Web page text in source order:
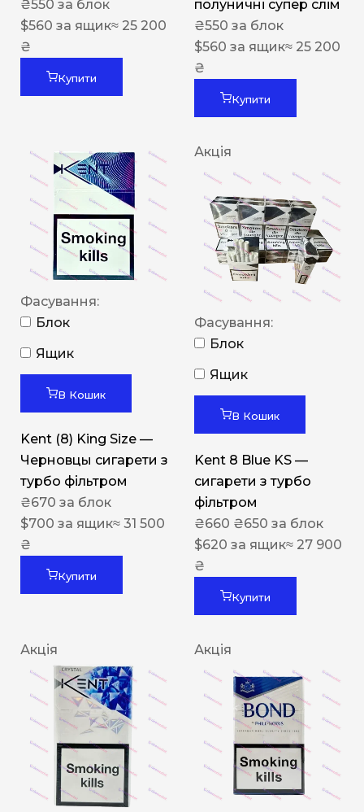
₴550 за блок
$560 за ящик≈ 25 200
₴
Купити
полуничні супер слім
₴550 за блок
$560 за ящик≈ 25 200
₴
Купити
Фасування:
Блок
Ящик
В Кошик
Kent (8) King Size —
Черновцы сигарети з
турбо фільтром
₴670 за блок
$700 за ящик≈ 31 500
₴
Купити
Акція
Фасування:
Блок
Ящик
В Кошик
Kent 8 Blue KS —
сигарети з турбо
фільтром
₴660 ₴650 за блок
$620 за ящик≈ 27 900
₴
Купити
Акція Акція